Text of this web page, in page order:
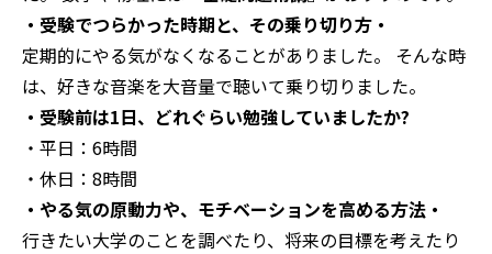
・受験でつらかった時期と、その乗り切り方・
定期的にやる気がなくなることがありました。 そんな時
は、好きな音楽を大音量で聴いて乗り切りました。
・受験前は1日、どれぐらい勉強していましたか?
・平日：6時間
・休日：8時間
・やる気の原動力や、モチベーションを高める方法・
行きたい大学のことを調べたり、将来の目標を考えたり